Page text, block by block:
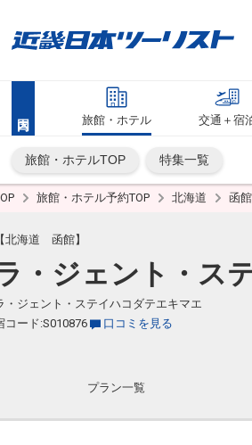
旅館・ホテル 交通＋宿
旅館・ホテルTOP 特集一覧
旅館・ホテル予約TOP 北海道 函
【北海道 函館】
・ジェント・ス
・ジェント・ステイハコダテエキマエ
コード:S010876
口コミを見る
プラン一覧